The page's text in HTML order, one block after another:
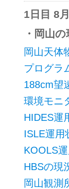
1日目 8
・岡山
岡山天体
プログラ
188cm望
環境モニ
HIDES運
ISLE運用
KOOLS
HBSの現
岡山観測